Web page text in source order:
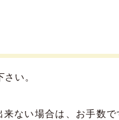
い。
ない場合は、お手数で